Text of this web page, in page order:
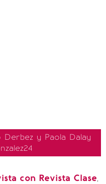
Derbez y Paola Dalay
con Revista Clase,